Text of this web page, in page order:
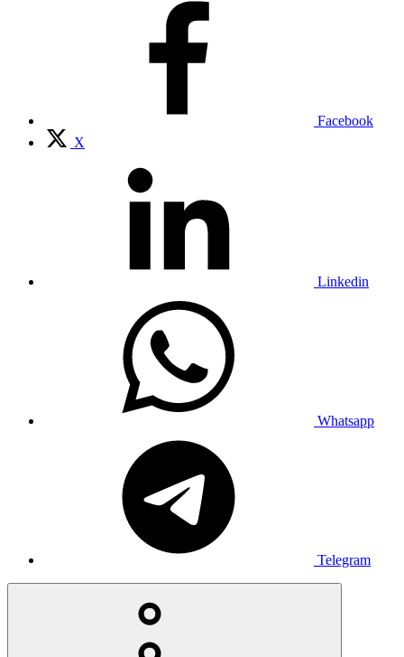
Facebook
X
Linkedin
Whatsapp
Telegram